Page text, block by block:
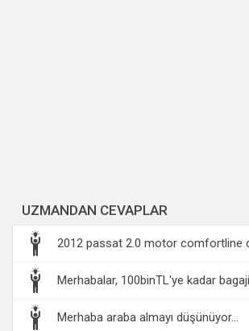
UZMANDAN CEVAPLAR
2012 passat 2.0 motor comfortline
Merhabalar, 100binTL'ye kadar
Merhaba araba almayı düşünüyor...